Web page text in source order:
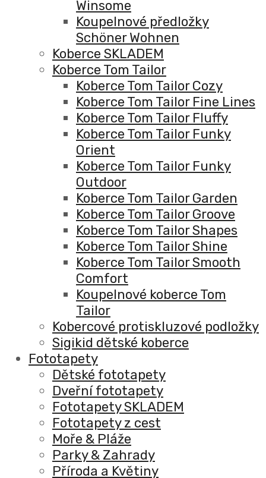
Winsome
Koupelnové předložky
Schöner Wohnen
Koberce SKLADEM
Koberce Tom Tailor
Koberce Tom Tailor Cozy
Koberce Tom Tailor Fine Lines
Koberce Tom Tailor Fluffy
Koberce Tom Tailor Funky
Orient
Koberce Tom Tailor Funky
Outdoor
Koberce Tom Tailor Garden
Koberce Tom Tailor Groove
Koberce Tom Tailor Shapes
Koberce Tom Tailor Shine
Koberce Tom Tailor Smooth
Comfort
Koupelnové koberce Tom
Tailor
Kobercové protiskluzové podložky
Sigikid dětské koberce
Fototapety
Dětské fototapety
Dveřní fototapety
Fototapety SKLADEM
Fototapety z cest
Moře & Pláže
Parky & Zahrady
Příroda a Květiny